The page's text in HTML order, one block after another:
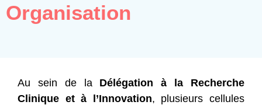
Organisation
Au sein de la Délégation à la Recherche
Clinique et à l’Innovation, plusieurs cellules